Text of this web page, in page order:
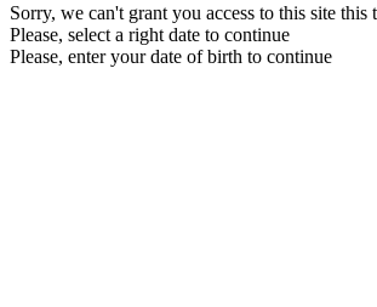
Sorry, we can't grant you access to this site this
Please, select a right date to continue
Please, enter your date of birth to continue